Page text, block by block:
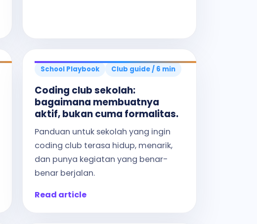
School Playbook Club guide / 6 min
Coding club sekolah:
bagaimana membuatnya
aktif, bukan cuma formalitas.
Panduan untuk sekolah yang ingin
coding club terasa hidup, menarik,
dan punya kegiatan yang benar-
benar berjalan.
Read article